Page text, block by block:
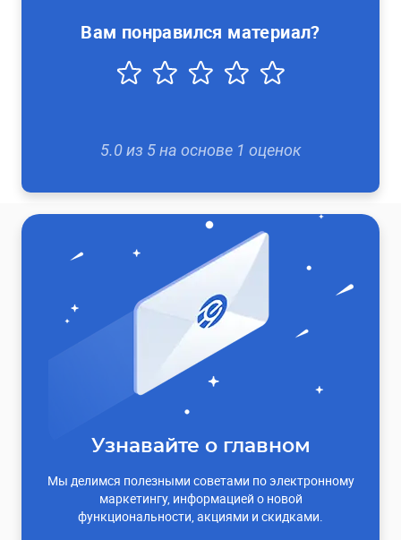
Вам понравился материал?
5.0из 5на основе 1 оценок
Узнавайте о главном
Мы делимся полезными советами по электронному
маркетингу, информацией о новой
функциональности, акциями и скидками.